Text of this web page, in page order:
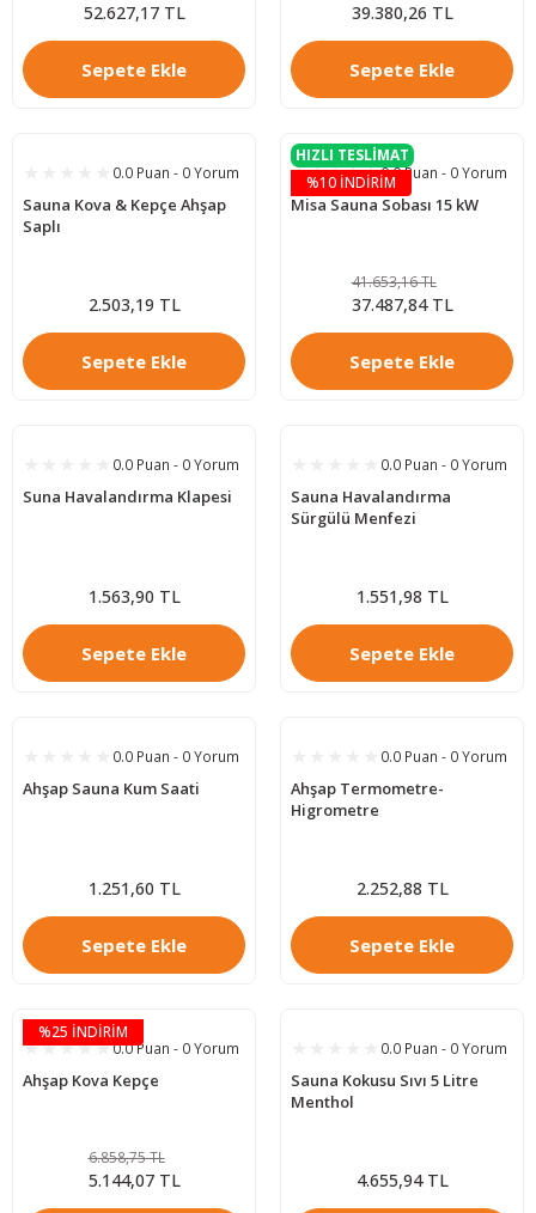
52.627,17 TL
Sepete Ekle
39.380,26 TL
Sepete Ekle
0.0 Puan - 0 Yorum
Sauna Kova & Kepçe Ahşap
Saplı
2.503,19 TL
Sepete Ekle
HIZLI TESLİMAT
%10 İNDİRİM
0.0 Puan - 0 Yorum
Misa Sauna Sobası 15 kW
41.653,16 TL
37.487,84 TL
Sepete Ekle
0.0 Puan - 0 Yorum
Suna Havalandırma Klapesi
1.563,90 TL
Sepete Ekle
0.0 Puan - 0 Yorum
Sauna Havalandırma
Sürgülü Menfezi
1.551,98 TL
Sepete Ekle
0.0 Puan - 0 Yorum
Ahşap Sauna Kum Saati
1.251,60 TL
Sepete Ekle
0.0 Puan - 0 Yorum
Ahşap Termometre-
Higrometre
2.252,88 TL
Sepete Ekle
%25 İNDİRİM
0.0 Puan - 0 Yorum
Ahşap Kova Kepçe
6.858,75 TL
5.144,07 TL
0.0 Puan - 0 Yorum
Sauna Kokusu Sıvı 5 Litre
Menthol
4.655,94 TL